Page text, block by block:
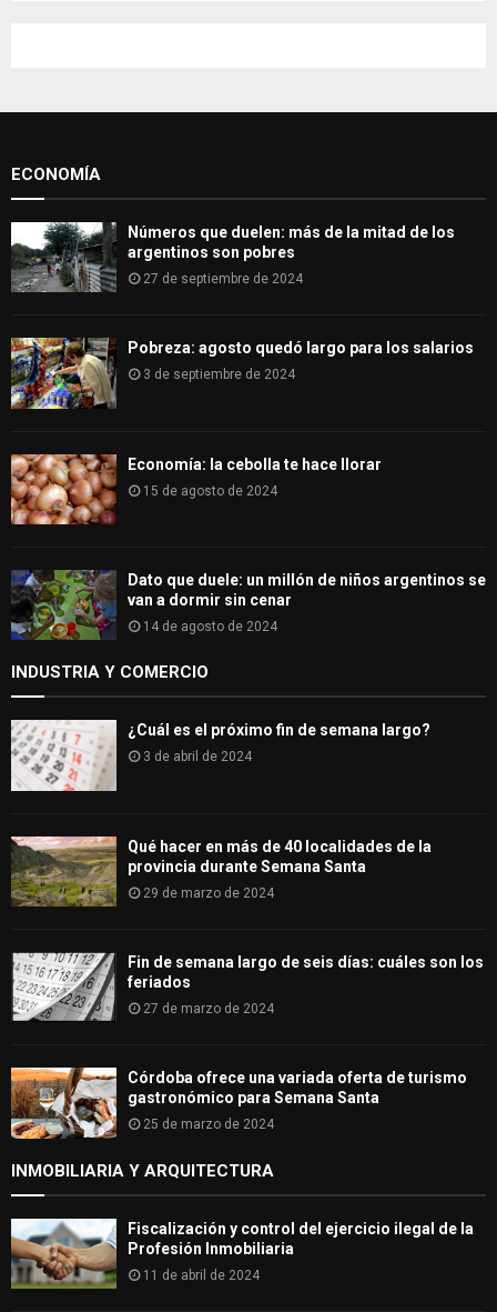
o
H
ECONOMÍA
Números que duelen: más de la mitad de los
argentinos son pobres
27 de septiembre de 2024
Pobreza: agosto quedó largo para los salarios
3 de septiembre de 2024
Economía: la cebolla te hace llorar
15 de agosto de 2024
Dato que duele: un millón de niños argentinos se
van a dormir sin cenar
14 de agosto de 2024
INDUSTRIA Y COMERCIO
¿Cuál es el próximo fin de semana largo?
3 de abril de 2024
Qué hacer en más de 40 localidades de la
provincia durante Semana Santa
29 de marzo de 2024
Fin de semana largo de seis días: cuáles son los
feriados
27 de marzo de 2024
Córdoba ofrece una variada oferta de turismo
gastronómico para Semana Santa
25 de marzo de 2024
INMOBILIARIA Y ARQUITECTURA
Fiscalización y control del ejercicio ilegal de la
Profesión Inmobiliaria
11 de abril de 2024